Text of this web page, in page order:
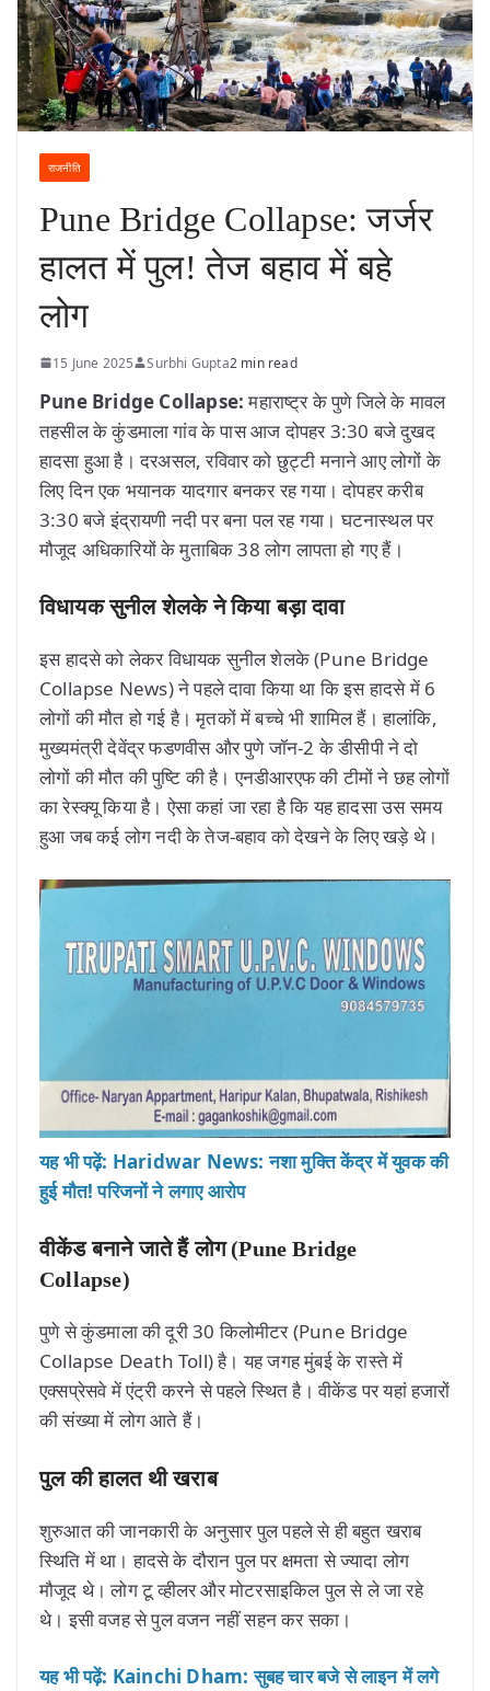
राजनीति
Pune Bridge Collapse: जर्जर
हालत में पुल! तेज बहाव में बहे
लोग
15 June 2025 Surbhi Gupta2 min read
Pune Bridge Collapse:महाराष्ट्र के पुणे जिले के मावल
तहसील के कुंडमाला गांव के पास आज दोपहर 3:30 बजे दुखद
हादसा हुआ है। दरअसल, रविवार को छुट्टी मनाने आए लोगों के
लिए दिन एक भयानक यादगार बनकर रह गया। दोपहर करीब
3:30 बजे इंद्रायणी नदी पर बना पल रह गया। घटनास्थल पर
मौजूद अधिकारियों के मुताबिक 38 लोग लापता हो गए हैं।
विधायक सुनील शेलके ने किया बड़ा दावा
इस हादसे को लेकर विधायक सुनील शेलके (Pune Bridge
Collapse News) ने पहले दावा किया था कि इस हादसे में 6
लोगों की मौत हो गई है। मृतकों में बच्चे भी शामिल हैं। हालांकि,
मुख्यमंत्री देवेंद्र फडणवीस और पुणे जॉन-2 के डीसीपी ने दो
लोगों की मौत की पुष्टि की है। एनडीआरएफ की टीमों ने छह लोगों
का रेस्क्यू किया है। ऐसा कहां जा रहा है कि यह हादसा उस समय
हुआ जब कई लोग नदी के तेज-बहाव को देखने के लिए खड़े थे।
यह भी पढ़ें: Haridwar News: नशा मुक्ति केंद्र में युवक की
हुई मौत! परिजनों ने लगाए आरोप
वीकेंड बनाने जाते हैं लोग (Pune Bridge
Collapse)
पुणे से कुंडमाला की दूरी 30 किलोमीटर (Pune Bridge
Collapse Death Toll) है। यह जगह मुंबई के रास्ते में
एक्सप्रेसवे में एंट्री करने से पहले स्थित है। वीकेंड पर यहां हजारों
की संख्या में लोग आते हैं।
पुल की हालत थी खराब
शुरुआत की जानकारी के अनुसार पुल पहले से ही बहुत खराब
स्थिति में था। हादसे के दौरान पुल पर क्षमता से ज्यादा लोग
मौजूद थे। लोग टू व्हीलर और मोटरसाइकिल पुल से ले जा रहे
थे। इसी वजह से पुल वजन नहीं सहन कर सका।
यह भी पढ़ें: Kainchi Dham: सुबह चार बजे से लाइन में लगे